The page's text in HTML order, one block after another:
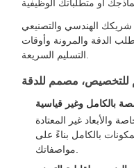
الهندسي والتصنيعي
الدقة والمرونة وأوقات
مصمم للدقة
بالكامل وغير قياسية
والأبعاد غير المعتادة
بالكامل بناءً على